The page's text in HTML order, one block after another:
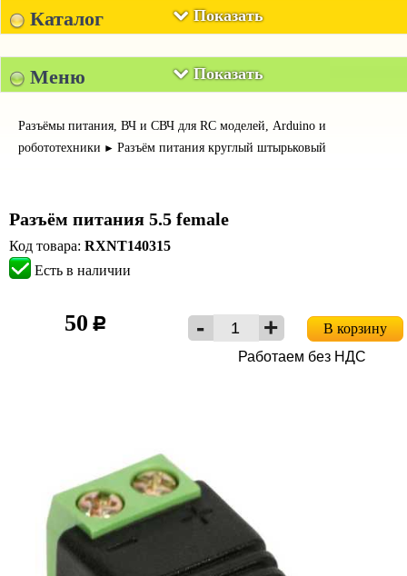
Показать
Каталог
Показать
Меню
Разъёмы питания, ВЧ и СВЧ для RC моделей, Arduino и
робототехники ► Разъём питания круглый штырьковый
Разъём питания 5.5 female
Код товара: RXNT140315
Есть в наличии
50 c
В корзину
Работаем без НДС